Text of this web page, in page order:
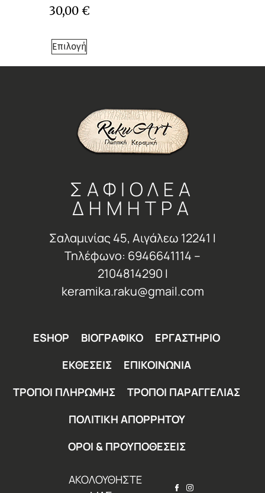
30,00 €
Επιλογή
ΣΑΦΙΟΛΕΑ
ΔΗΜΗΤΡΑ
Σαλαμινίας 45, Αιγάλεω 12241 Ι
Τηλέφωνο: 6946641114 –
2104814290 Ι
keramika.raku@gmail.com
ESHOP ΒΙΟΓΡΑΦΙΚΟ
ΕΡΓΑΣΤΗΡΙΟ
ΕΚΘΕΣΕΙΣ
ΕΠΙΚΟΙΝΩΝΙΑ
ΤΡΟΠΟΙ ΠΛΗΡΩΜΗΣ
ΤΡΟΠΟΙ ΠΑΡΑΓΓΕΛΙΑΣ
ΠΟΛΙΤΙΚΗ ΑΠΟΡΡΗΤΟΥ
ΟΡΟΙ & ΠΡΟΥΠΟΘΕΣΕΙΣ
ΑΚΟΛΟΥΘΗΣΤΕ